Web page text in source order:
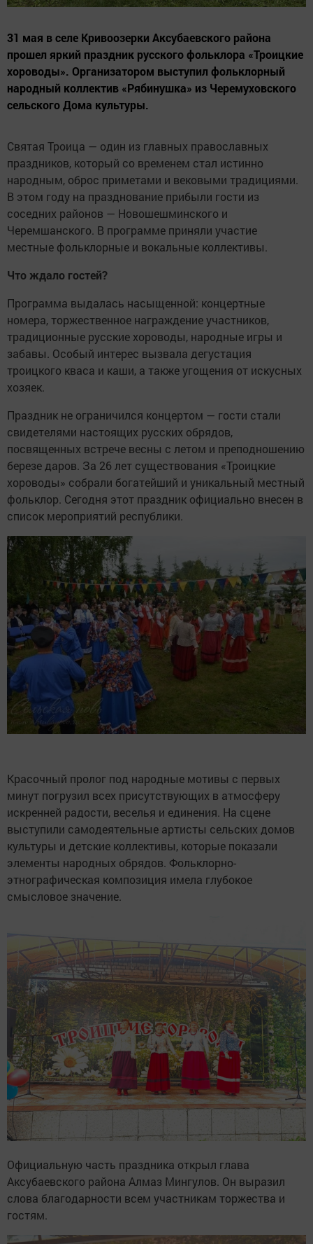
31 мая в селе Кривоозерки Аксубаевского района
прошел яркий праздник русского фольклора «Троицкие
хороводы». Организатором выступил фольклорный
народный коллектив «Рябинушка» из Черемуховского
сельского Дома культуры.
Святая Троица — один из главных православных
праздников, который со временем стал истинно
народным, оброс приметами и вековыми традициями.
В этом году на празднование прибыли гости из
соседних районов — Новошешминского и
Черемшанского. В программе приняли участие
местные фольклорные и вокальные коллективы.
Что ждало гостей?
Программа выдалась насыщенной: концертные
номера, торжественное награждение участников,
традиционные русские хороводы, народные игры и
забавы. Особый интерес вызвала дегустация
троицкого кваса и каши, а также угощения от искусных
хозяек.
Праздник не ограничился концертом — гости стали
свидетелями настоящих русских обрядов,
посвященных встрече весны с летом и преподношению
березе даров. За 26 лет существования «Троицкие
хороводы» собрали богатейший и уникальный местный
фольклор. Сегодня этот праздник официально внесен в
список мероприятий республики.
Красочный пролог под народные мотивы с первых
минут погрузил всех присутствующих в атмосферу
искренней радости, веселья и единения. На сцене
выступили самодеятельные артисты сельских домов
культуры и детские коллективы, которые показали
элементы народных обрядов. Фольклорно-
этнографическая композиция имела глубокое
смысловое значение.
Официальную часть праздника открыл глава
Аксубаевского района Алмаз Мингулов. Он выразил
слова благодарности всем участникам торжества и
гостям.